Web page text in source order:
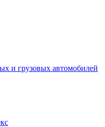
и грузовых автомобилей